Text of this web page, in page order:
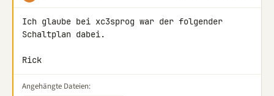
Ich glaube bei xc3sprog war der folgender
Schaltplan dabei.
Rick
Angehängte Dateien: